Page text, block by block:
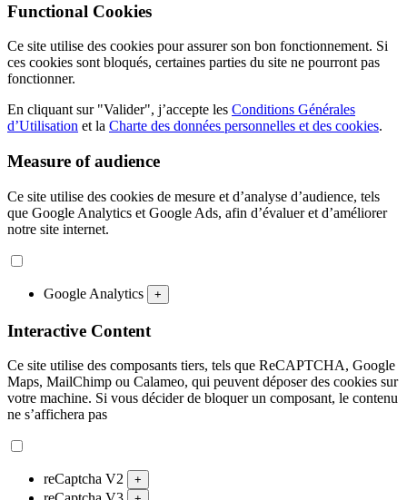
Functional Cookies
Ce site utilise des cookies pour assurer son bon fonctionnement. Si
ces cookies sont bloqués, certaines parties du site ne pourront pas
fonctionner.
En cliquant sur "Valider", j’accepte les Conditions Générales
d’Utilisation et la Charte des données personnelles et des cookies.
Measure of audience
Ce site utilise des cookies de mesure et d’analyse d’audience, tels
que Google Analytics et Google Ads, afin d’évaluer et d’améliorer
notre site internet.
Google Analytics +
Interactive Content
Ce site utilise des composants tiers, tels que ReCAPTCHA, Google
Maps, MailChimp ou Calameo, qui peuvent déposer des cookies sur
votre machine. Si vous décider de bloquer un composant, le contenu
ne s’affichera pas
reCaptcha V2 +